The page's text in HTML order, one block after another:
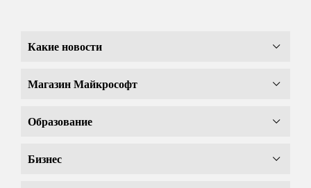
Какие новости
Магазин Майкрософт
Образование
Бизнес